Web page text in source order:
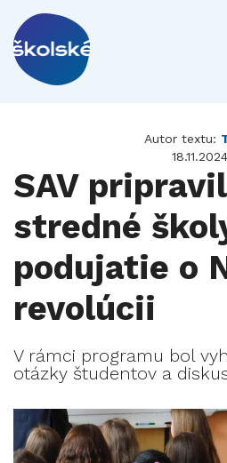
Autor textu:
18.11.2024
SAV
stredné
podujatie o
revolúcii
V rámci programu bol
otázky študentov a